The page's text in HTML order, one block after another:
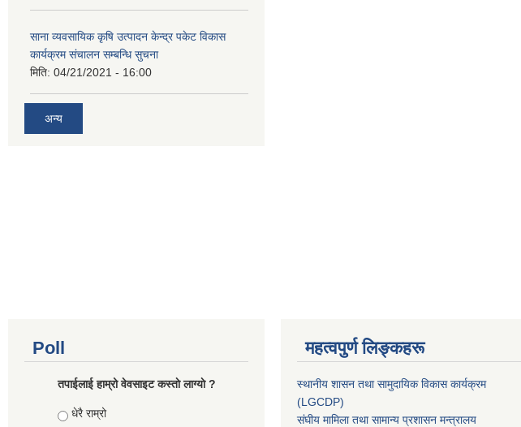
साना व्यवसायिक कृषि उत्पादन केन्द्र पकेट विकास
कार्यक्रम संचालन सम्बन्धि सुचना
मिति: 04/21/2021 - 16:00
अन्य
Poll
तपाईलाई हाम्रो वेवसाइट कस्ताे लाग्याे ?
Choices
धेरै राम्रो
महत्वपुर्ण लिङ्कहरू
स्थानीय शासन तथा सामुदायिक विकास कार्यक्रम
(LGCDP)
संघीय मामिला तथा सामान्य प्रशासन मन्त्रालय